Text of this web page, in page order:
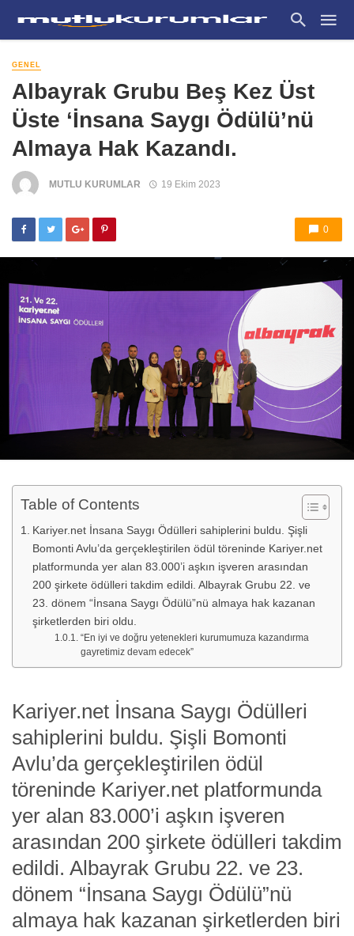
GENEL
Albayrak Grubu Beş Kez Üst
Üste ‘İnsana Saygı Ödülü’nü
Almaya Hak Kazandı.
MUTLU KURUMLAR 19 Ekim 2023
0
Table of Contents
Kariyer.net İnsana Saygı Ödülleri sahiplerini buldu. Şişli
Bomonti Avlu’da gerçekleştirilen ödül töreninde Kariyer.net
platformunda yer alan 83.000’i aşkın işveren arasından
200 şirkete ödülleri takdim edildi. Albayrak Grubu 22. ve
23. dönem “İnsana Saygı Ödülü”nü almaya hak kazanan
şirketlerden biri oldu.
“En iyi ve doğru yetenekleri kurumumuza kazandırma
gayretimiz devam edecek”
Kariyer.net İnsana Saygı Ödülleri
sahiplerini buldu. Şişli Bomonti
Avlu’da gerçekleştirilen ödül
töreninde Kariyer.net platformunda
yer alan 83.000’i aşkın işveren
arasından 200 şirkete ödülleri takdim
edildi. Albayrak Grubu 22. ve 23.
dönem “İnsana Saygı Ödülü”nü
almaya hak kazanan şirketlerden biri